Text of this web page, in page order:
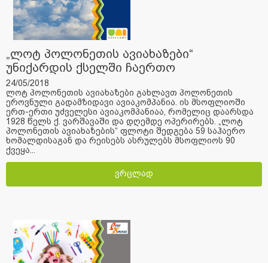
„ლოტ პოლონეთის ავიახაზები“
უნიქარდის ქსელში ჩაერთო
24/05/2018
ლოტ პოლონეთის ავიახაზები გახლავთ პოლონეთის
ეროვნული გადამზიდავი ავიაკომპანია. ის მსოფლიოში
ერთ-ერთი უძველესი ავიაკომპანიაა, რომელიც დაარსდა
1928 წელს ქ. ვარშავაში და დღემდე ოპერირებს. „ლოტ
პოლონეთის ავიახაზების“ ფლოტი შედგება 59 საჰაერო
ხომალდისაგან და რეისებს ასრულებს მსოფლიოს 90
ქვეყა...
ვრცლად